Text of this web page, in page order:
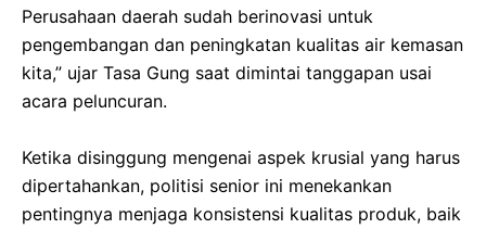
Perusahaan daerah sudah berinovasi untuk
pengembangan dan peningkatan kualitas air kemasan
kita,” ujar Tasa Gung saat dimintai tanggapan usai
acara peluncuran.
‎​Ketika disinggung mengenai aspek krusial yang harus
dipertahankan, politisi senior ini menekankan
pentingnya menjaga konsistensi kualitas produk, baik